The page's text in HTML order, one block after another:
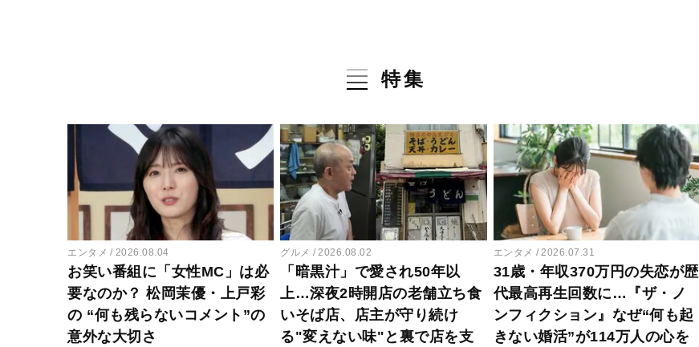
特集
エンタメ 2026.08.04
お笑い番組に「女性MC」は必
要なのか？ 松岡茉優・上戸彩
の “何も残らないコメント”の
意外な大切さ
グルメ 2026.08.02
「暗黒汁」で愛され50年以
上…深夜2時開店の老舗立ち食
いそば店、店主が守り続け
る"変えない味"と裏で店を支
エンタメ 2026.07.31
31歳・年収370万円の失恋が歴
代最高再生回数に…『ザ・ノ
ンフィクション』なぜ“何も起
きない婚活”が114万人の心を